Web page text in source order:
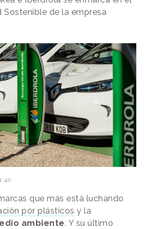
Sostenible de la empresa
que más está luchando
por plásticos y la
ambiente. Y su último